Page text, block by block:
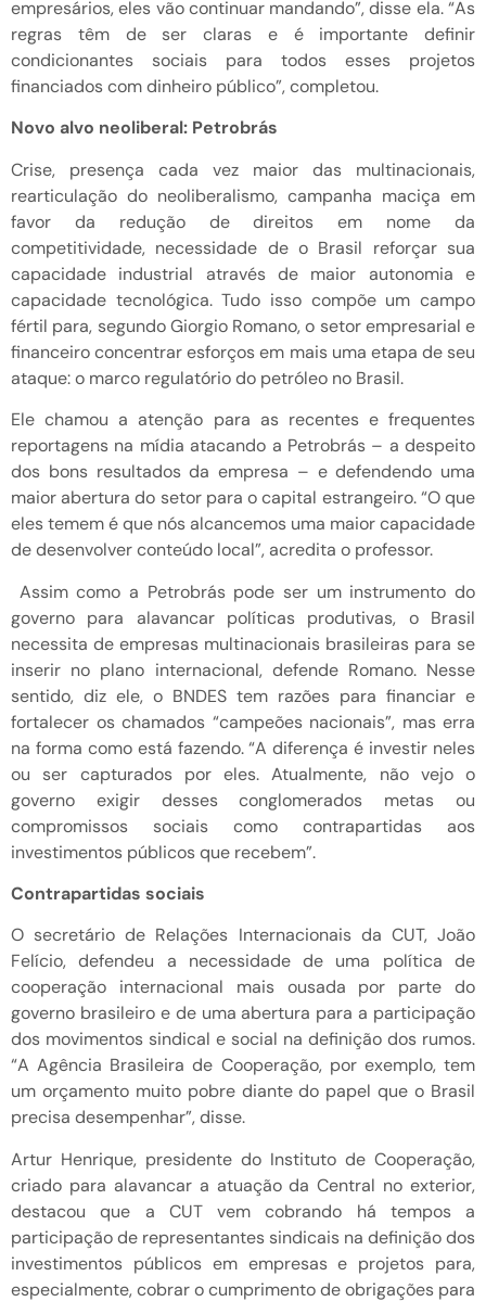
empresários, eles vão continuar mandando”, disse ela. “As
regras têm de ser claras e é importante definir
condicionantes sociais para todos esses projetos
financiados com dinheiro público”, completou.
Novo alvo neoliberal: Petrobrás
Crise, presença cada vez maior das multinacionais,
rearticulação do neoliberalismo, campanha maciça em
favor da redução de direitos em nome da
competitividade, necessidade de o Brasil reforçar sua
capacidade industrial através de maior autonomia e
capacidade tecnológica. Tudo isso compõe um campo
fértil para, segundo Giorgio Romano, o setor empresarial e
financeiro concentrar esforços em mais uma etapa de seu
ataque: o marco regulatório do petróleo no Brasil.
Ele chamou a atenção para as recentes e frequentes
reportagens na mídia atacando a Petrobrás – a despeito
dos bons resultados da empresa – e defendendo uma
maior abertura do setor para o capital estrangeiro. “O que
eles temem é que nós alcancemos uma maior capacidade
de desenvolver conteúdo local”, acredita o professor.
Assim como a Petrobrás pode ser um instrumento do
governo para alavancar políticas produtivas, o Brasil
necessita de empresas multinacionais brasileiras para se
inserir no plano internacional, defende Romano. Nesse
sentido, diz ele, o BNDES tem razões para financiar e
fortalecer os chamados “campeões nacionais”, mas erra
na forma como está fazendo. “A diferença é investir neles
ou ser capturados por eles. Atualmente, não vejo o
governo exigir desses conglomerados metas ou
compromissos sociais como contrapartidas aos
investimentos públicos que recebem”.
Contrapartidas sociais
O secretário de Relações Internacionais da CUT, João
Felício, defendeu a necessidade de uma política de
cooperação internacional mais ousada por parte do
governo brasileiro e de uma abertura para a participação
dos movimentos sindical e social na definição dos rumos.
“A Agência Brasileira de Cooperação, por exemplo, tem
um orçamento muito pobre diante do papel que o Brasil
precisa desempenhar”, disse.
Artur Henrique, presidente do Instituto de Cooperação,
criado para alavancar a atuação da Central no exterior,
destacou que a CUT vem cobrando há tempos a
participação de representantes sindicais na definição dos
investimentos públicos em empresas e projetos para,
especialmente, cobrar o cumprimento de obrigações para